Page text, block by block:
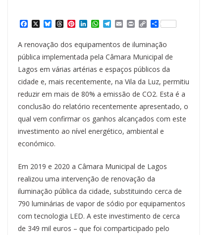
a
e
b
o
o
k
X B
u
e
s
k
y
T
h
r
e
a
d
s
P
t
e
r
e
s
t
L
k
e
d
I
n
W
h
t
s
A
p
p
T
e
e
g
r
a
m
E
m
a
i
l
P
n
t
C
o
y
L
i
n
k
S
h
a
r
e
A renovação dos equipamentos de iluminação
pública implementada pela Câmara Municipal de
Lagos em várias artérias e espaços públicos da
cidade e, mais recentemente, na Vila da Luz, permitiu
reduzir em mais de 80% a emissão de CO2. Esta é a
conclusão do relatório recentemente apresentado, o
qual vem confirmar os ganhos alcançados com este
investimento ao nível energético, ambiental e
económico.
Em 2019 e 2020 a Câmara Municipal de Lagos
realizou uma intervenção de renovação da
iluminação pública da cidade, substituindo cerca de
790 luminárias de vapor de sódio por equipamentos
com tecnologia LED. A este investimento de cerca
de 349 mil euros – que foi comparticipado pelo